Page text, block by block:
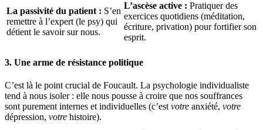
La passivité du patient : S’en
remettre à l’expert (le psy) qui
détient le savoir sur nous.
L’ascèse active : Pratiquer des
exercices quotidiens (méditation,
écriture, privation) pour fortifier son
esprit.
3. Une arme de résistance politique
C’est là le point crucial de Foucault. La psychologie individualiste
tend à nous isoler : elle nous pousse à croire que nos souffrances
sont purement internes et individuelles (c’est votre anxiété, votre
dépression, votre histoire).